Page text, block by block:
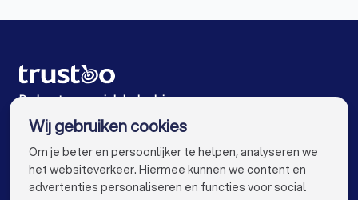
Energielabel adviseurs in Harlingen
Energielabel adviseurs in Wolvega
Energielabel adviseurs in Amsterdam
Energielabel adviseurs in Rotterdam
Energielabel adviseurs in Den Haag
De beste energielabel adviseurs voor jou
Wij gebruiken cookies
Om je beter en persoonlijker te helpen, analyseren we
het websiteverkeer. Hiermee kunnen we content en
advertenties personaliseren en functies voor social